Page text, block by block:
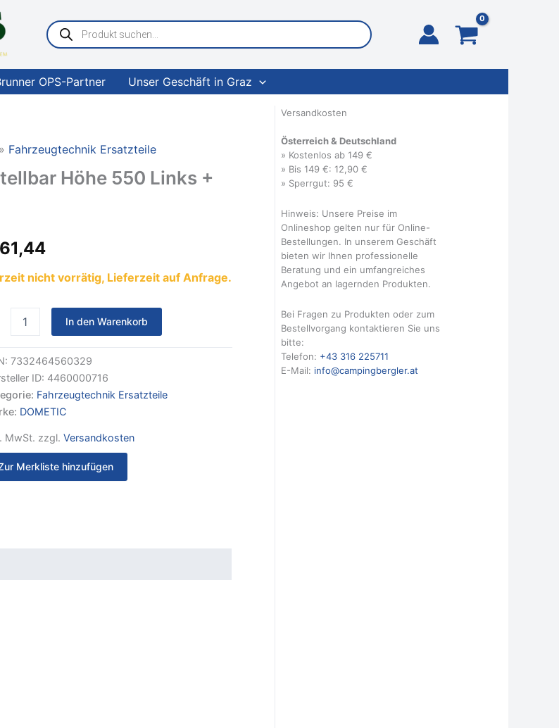
Products
search
OPS-Partner Unser Geschäft in Graz
Fahrzeugtechnik Ersatzteile
Höhe 550 Links +
61,44
nicht vorrätig, Lieferzeit auf Anfrage.
In den Warenkorb
7332464560329
ID: 4460000716
Fahrzeugtechnik Ersatzteile
DOMETIC
MwSt. zzgl. Versandkosten
Merkliste hinzufügen
Versandkosten
Österreich & Deutschland
» Kostenlos ab 149 €
» Bis 149 €: 12,90 €
» Sperrgut: 95 €
Hinweis: Unsere Preise im
Onlineshop gelten nur für Online-
Bestellungen. In unserem Geschäft
bieten wir Ihnen professionelle
Beratung und ein umfangreiches
Angebot an lagernden Produkten.
Bei Fragen zu Produkten oder zum
Bestellvorgang kontaktieren Sie uns
bitte:
Telefon: +43 316 225711
E-Mail: info@campingbergler.at